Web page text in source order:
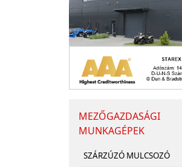
MEZŐGAZDASÁGI
MUNKAGÉPEK
SZÁRZÚZÓ MULCSOZÓ